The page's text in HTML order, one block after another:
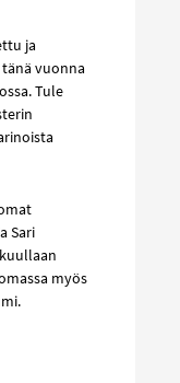
ja
vuonna
Tule
Sari
myös